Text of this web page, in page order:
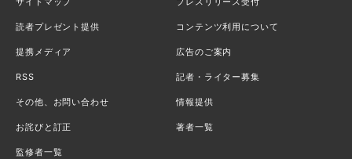
読者プレゼント提供 コンテンツ利用について
提携メディア 広告のご案内
RSS 記者・ライター募集
その他、お問い合わせ 情報提供
お詫びと訂正 著者一覧
監修者一覧